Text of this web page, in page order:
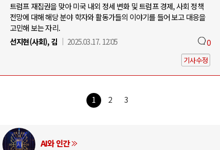
트럼프 재집권을 맞아 미국 내외 정세 변화 및 트럼프 경제, 사회 정책
전망에 대해 해당 분야 학자와 활동가들의 이야기를 들어 보고 대응을
고민해 보는 자리.
선지현(사회), 김
2025.03.17. 12:05 0
기사수정
1 2 3
AI와 인간